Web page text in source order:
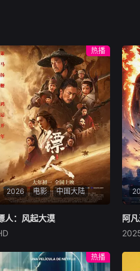
开启了大撒币模式买下各种诡
异场景。别人还在规则中苦苦
探索生路，陈木却倒反天罡化
身规则制定者。各路诡异强者
匍匐在他脚下，人类终将站在
诡异末世的巅峰。
建
对
巧
者
成
师
出
于
2026 电影 中国大陆
热播
镖人：风起大漠
大漠之上，镖人、官府、西域
五大家族等多方势力盘根错
人：风起大漠
阿
热播